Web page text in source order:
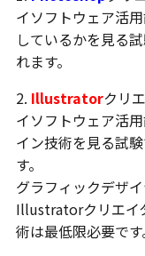
イソフトウェア活
しているかを見る
れます。
2. Illustratorクリ
イソフトウェア活
イン技術を見る試
す。
グラフィックデザ
Illustratorクリエイ
術は最低限必要です